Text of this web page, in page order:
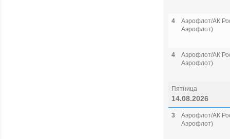
4
Аэрофлот/АК
Аэрофлот)
4
Аэрофлот/АК
Аэрофлот)
Пятница
14.08.2026
3
Аэрофлот/АК
Аэрофлот)